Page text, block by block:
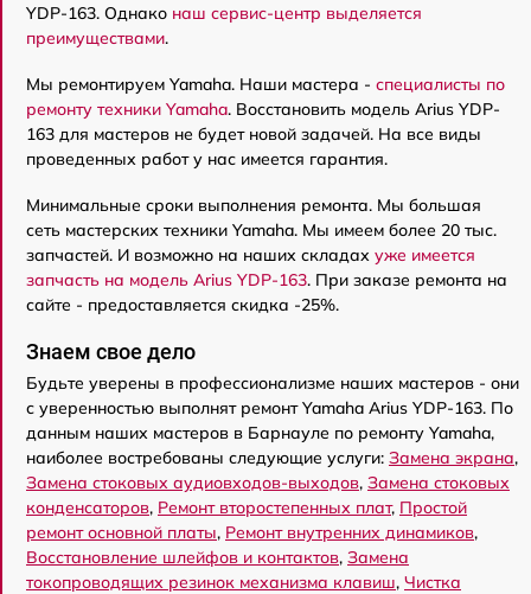
YDP-163. Однако наш сервис-центр выделяется
преимуществами.
Мы ремонтируем Yamaha. Наши мастера - специалисты по
ремонту техники Yamaha. Восстановить модель Arius YDP-
163 для мастеров не будет новой задачей. На все виды
проведенных работ у нас имеется гарантия.
Минимальные сроки выполнения ремонта. Мы большая
сеть мастерских техники Yamaha. Мы имеем более 20 тыс.
запчастей. И возможно на наших складах уже имеется
запчасть на модель Arius YDP-163. При заказе ремонта на
сайте - предоставляется скидка -25%.
Знаем свое дело
Будьте уверены в профессионализме наших мастеров - они
с уверенностью выполнят ремонт Yamaha Arius YDP-163. По
данным наших мастеров в Барнауле по ремонту Yamaha,
наиболее востребованы следующие услуги: Замена экрана,
Замена стоковых аудиовходов-выходов, Замена стоковых
конденсаторов, Ремонт второстепенных плат, Простой
ремонт основной платы, Ремонт внутренних динамиков,
Восстановление шлейфов и контактов, Замена
токопроводящих резинок механизма клавиш, Чистка